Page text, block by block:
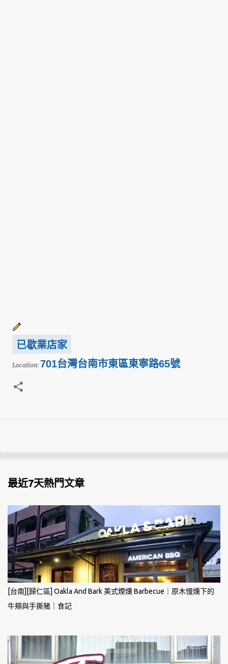
已歇業店家
Location: 701台灣台南市東區東寧路65號
最近7天熱門文章
[台南][歸仁區] Oakla And Bark 美式煙燻 Barbecue｜原木慢燻下的
牛頰與手撕豬｜食記